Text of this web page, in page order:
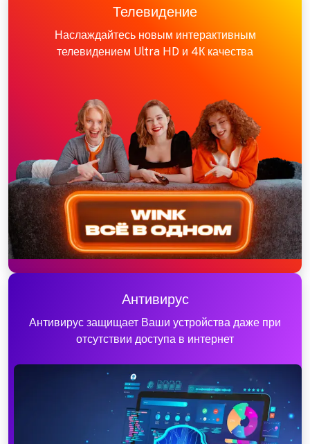
Телевидение
Наслаждайтесь новым интерактивным
телевидением Ultra HD и 4К качества
Антивирус
Антивирус защищает Ваши устройства даже при
отсутствии доступа в интернет